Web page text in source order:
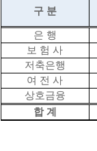
구 분
은 행
보 험 사
저축은행
여 전 사
상호금융
합 계